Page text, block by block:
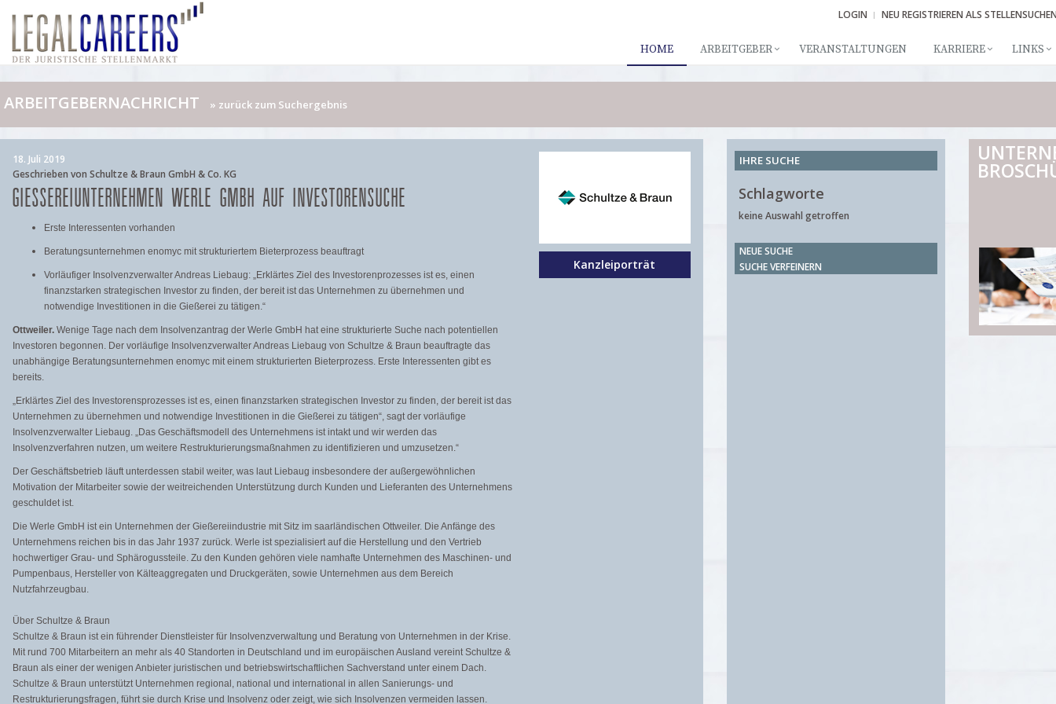
LOGIN NEU REGISTRIEREN ALS
HOME ARBEITGEBER VERANSTALTUNGEN KARRIERE LINKS
ARBEITGEBERNACHRICHT » zurück zum Suchergebnis
18. Juli 2019
Geschrieben von Schultze & Braun GmbH & Co. KG
GIESSEREIUNTERNEHMEN WERLE GMBH AUF INVESTORENSUCHE
Erste Interessenten vorhanden
Beratungsunternehmen enomyc mit strukturiertem Bieterprozess beauftragt
Vorläufiger Insolvenzverwalter Andreas Liebaug: „Erklärtes Ziel des Investorenprozesses ist es, einen
finanzstarken strategischen Investor zu finden, der bereit ist das Unternehmen zu übernehmen und
notwendige Investitionen in die Gießerei zu tätigen.“
Ottweiler. Wenige Tage nach dem Insolvenzantrag der Werle GmbH hat eine strukturierte Suche nach potentiellen
Investoren begonnen. Der vorläufige Insolvenzverwalter Andreas Liebaug von Schultze & Braun beauftragte das
unabhängige Beratungsunternehmen enomyc mit einem strukturierten Bieterprozess. Erste Interessenten gibt es
bereits.
„Erklärtes Ziel des Investorensprozesses ist es, einen finanzstarken strategischen Investor zu finden, der bereit ist das
Unternehmen zu übernehmen und notwendige Investitionen in die Gießerei zu tätigen“, sagt der vorläufige
Insolvenzverwalter Liebaug. „Das Geschäftsmodell des Unternehmens ist intakt und wir werden das
Insolvenzverfahren nutzen, um weitere Restrukturierungsmaßnahmen zu identifizieren und umzusetzen.“
Der Geschäftsbetrieb läuft unterdessen stabil weiter, was laut Liebaug insbesondere der außergewöhnlichen
Motivation der Mitarbeiter sowie der weitreichenden Unterstützung durch Kunden und Lieferanten des Unternehmens
geschuldet ist.
Die Werle GmbH ist ein Unternehmen der Gießereiindustrie mit Sitz im saarländischen Ottweiler. Die Anfänge des
Unternehmens reichen bis in das Jahr 1937 zurück. Werle ist spezialisiert auf die Herstellung und den Vertrieb
hochwertiger Grau- und Sphärogussteile. Zu den Kunden gehören viele namhafte Unternehmen des Maschinen- und
Pumpenbaus, Hersteller von Kälteaggregaten und Druckgeräten, sowie Unternehmen aus dem Bereich
Nutzfahrzeugbau.
Über Schultze & Braun
Schultze & Braun ist ein führender Dienstleister für Insolvenzverwaltung und Beratung von Unternehmen in der Krise.
Mit rund 700 Mitarbeitern an mehr als 40 Standorten in Deutschland und im europäischen Ausland vereint Schultze &
Braun als einer der wenigen Anbieter juristischen und betriebswirtschaftlichen Sachverstand unter einem Dach.
Schultze & Braun unterstützt Unternehmen regional, national und international in allen Sanierungs- und
Restrukturierungsfragen, führt sie durch Krise und Insolvenz oder zeigt, wie sich Insolvenzen vermeiden lassen.
Kanzleiporträt
IHRE SUCHE
Schlagworte
keine Auswahl getroffen
NEUE SUCHE
SUCHE VERFEINERN